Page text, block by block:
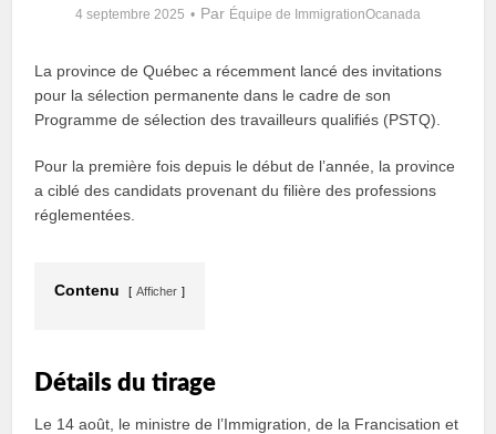
4 septembre 2025 Par Équipe de ImmigrationOcanada
La province de Québec a récemment lancé des invitations
pour la sélection permanente dans le cadre de son
Programme de sélection des travailleurs qualifiés (PSTQ).
Pour la première fois depuis le début de l’année, la province
a ciblé des candidats provenant du filière des professions
réglementées.
Contenu Afficher
Détails du tirage
Le 14 août, le ministre de l’Immigration, de la Francisation et